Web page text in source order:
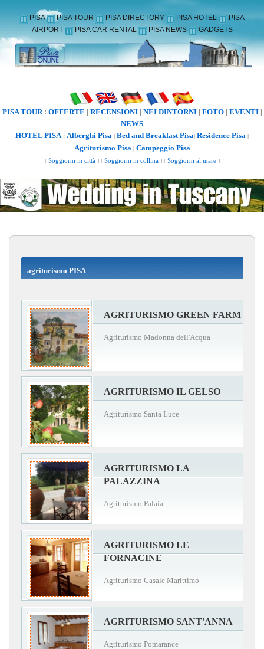
PISA PISA TOUR PISA DIRECTORY PISA HOTEL
PISA
AIRPORT
PISA CAR RENTAL PISA NEWS GADGETS
PISA TOUR: OFFERTE RECENSIONI| NEI DINTORNI| FOTO| EVENTI|
NEWS
HOTEL PISA: Alberghi Pisa | Bed and Breakfast Pisa| Residence Pisa |
Agriturismo Pisa| Campeggio Pisa
[ Soggiorni in città] [ Soggiorni in collina] [ Soggiorni al mare]
agriturismo PISA
AGRITURISMO GREEN FARM
Agriturismo Madonna dell'Acqua
AGRITURISMO IL GELSO
Agriturismo Santa Luce
AGRITURISMO LA
PALAZZINA
Agriturismo Palaia
AGRITURISMO LE
FORNACINE
Agriturismo Casale Marittimo
AGRITURISMO SANT'ANNA
Agriturismo Pomarance